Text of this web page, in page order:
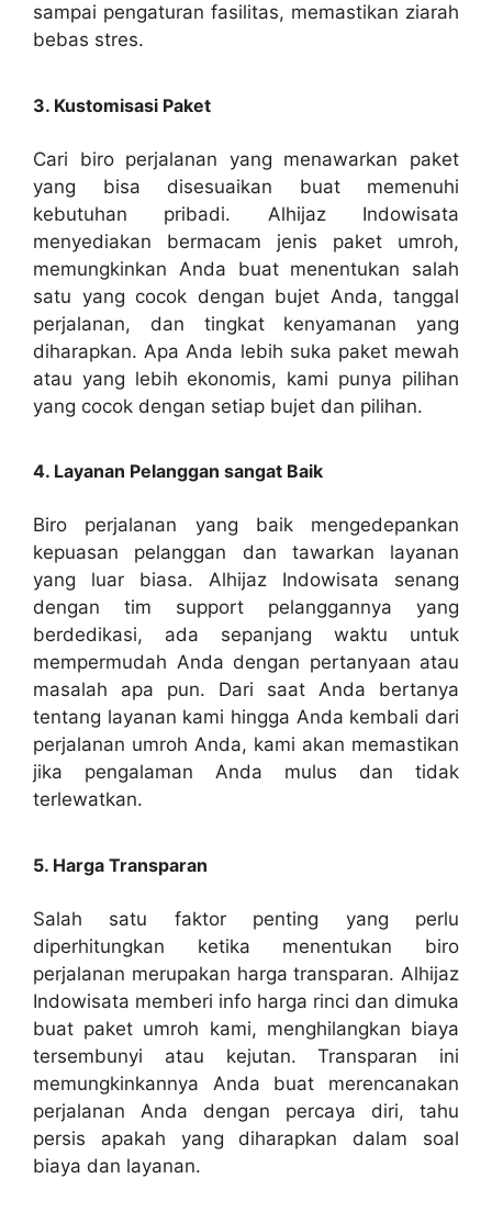
sampai pengaturan fasilitas, memastikan ziarah
bebas stres.
3. Kustomisasi Paket
Cari biro perjalanan yang menawarkan paket
yang bisa disesuaikan buat memenuhi
kebutuhan pribadi. Alhijaz Indowisata
menyediakan bermacam jenis paket umroh,
memungkinkan Anda buat menentukan salah
satu yang cocok dengan bujet Anda, tanggal
perjalanan, dan tingkat kenyamanan yang
diharapkan. Apa Anda lebih suka paket mewah
atau yang lebih ekonomis, kami punya pilihan
yang cocok dengan setiap bujet dan pilihan.
4. Layanan Pelanggan sangat Baik
Biro perjalanan yang baik mengedepankan
kepuasan pelanggan dan tawarkan layanan
yang luar biasa. Alhijaz Indowisata senang
dengan tim support pelanggannya yang
berdedikasi, ada sepanjang waktu untuk
mempermudah Anda dengan pertanyaan atau
masalah apa pun. Dari saat Anda bertanya
tentang layanan kami hingga Anda kembali dari
perjalanan umroh Anda, kami akan memastikan
jika pengalaman Anda mulus dan tidak
terlewatkan.
5. Harga Transparan
Salah satu faktor penting yang perlu
diperhitungkan ketika menentukan biro
perjalanan merupakan harga transparan. Alhijaz
Indowisata memberi info harga rinci dan dimuka
buat paket umroh kami, menghilangkan biaya
tersembunyi atau kejutan. Transparan ini
memungkinkannya Anda buat merencanakan
perjalanan Anda dengan percaya diri, tahu
persis apakah yang diharapkan dalam soal
biaya dan layanan.